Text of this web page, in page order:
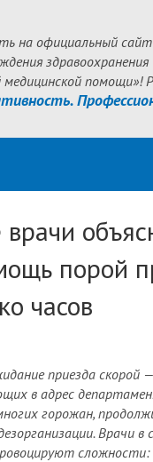
на официальный
медицинской
порой
часов
приезда скорой
в адрес
горожан,
Врачи